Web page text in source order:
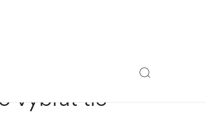
vybrať tie